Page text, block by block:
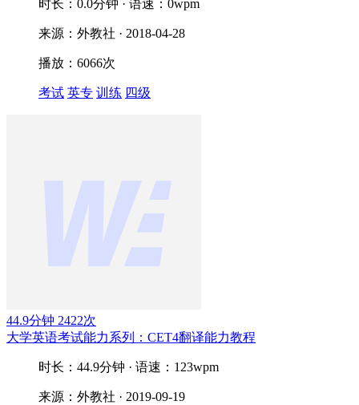
时长：0.0分钟 · 语速：0wpm
来源：外教社 · 2018-04-28
播放：6066次
考试 英专 训练 四级
44.9分钟 2422次
大学英语考试能力系列：CET4翻译能力教程
时长：44.9分钟 · 语速：123wpm
来源：外教社 · 2019-09-19